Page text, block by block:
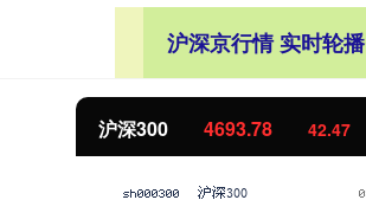
沪深京行情 实时轮播
沪深300 4693.78 42.47